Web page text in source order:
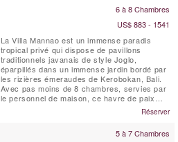
trois villas de luxe indépendantes et ...
6 à 8 Chambres
US$ 883 - 1541
La Villa Mannao est un immense paradis
tropical privé qui dispose de pavillons
traditionnels javanais de style Joglo,
éparpillés dans un immense jardin bordé par
les rizières émeraudes de Kerobokan, Bali.
Avec pas moins de 8 chambres, servies par
le personnel de maison, ce havre de paix
pour les vacances est conçu pour des
familles nombreuses ou des groupes d'amis,
calme, tout en restant proche de la
Réserver
5 à 7 Chambres